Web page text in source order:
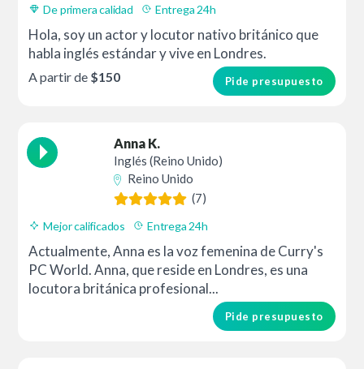
De primera calidad Entrega 24h
Hola, soy un actor y locutor nativo británico que
habla inglés estándar y vive en Londres.
Pide presupuesto
A partir de $150
Anna K.
Inglés (Reino Unido)
Reino Unido
(7)
Mejor calificados Entrega 24h
Actualmente, Anna es la voz femenina de Curry's
PC World. Anna, que reside en Londres, es una
locutora británica profesional...
Pide presupuesto